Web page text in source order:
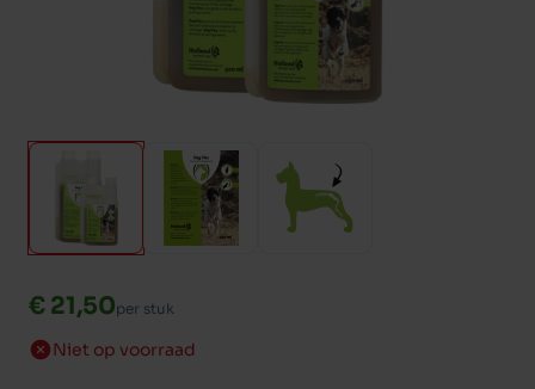
€ 21,50per stuk
Niet op voorraad